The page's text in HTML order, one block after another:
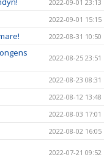
2022-09-01 23:13
2022-09-01 15:15
2022-08-31 10:50
2022-08-25 23:51
2022-08-23 08:31
2022-08-12 13:48
2022-08-03 17:01
2022-08-02 16:05
2022-07-21 09:52